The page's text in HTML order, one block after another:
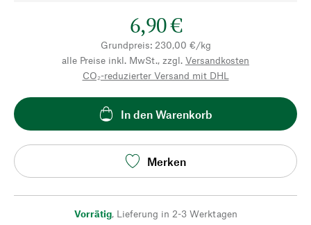
6,90 €
Grundpreis: 230,00 €/kg
alle Preise inkl. MwSt., zzgl. Versandkosten
CO₂-reduzierter Versand mit DHL
In den Warenkorb
Merken
Vorrätig, Lieferung in 2-3 Werktagen